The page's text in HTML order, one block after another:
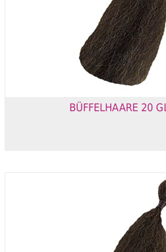
BÜFFELHAARE 20